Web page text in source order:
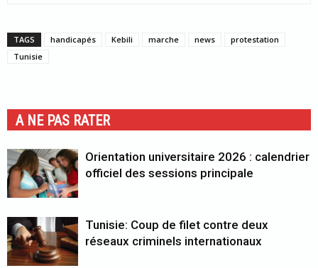
TAGS handicapés Kebili marche news
protestation
Tunisie
A NE PAS RATER
Orientation universitaire 2026 : calendrier
officiel des sessions principale
Tunisie: Coup de filet contre deux
réseaux criminels internationaux